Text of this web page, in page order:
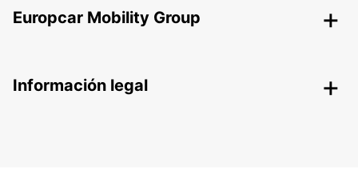
Europcar Mobility Group
Información legal